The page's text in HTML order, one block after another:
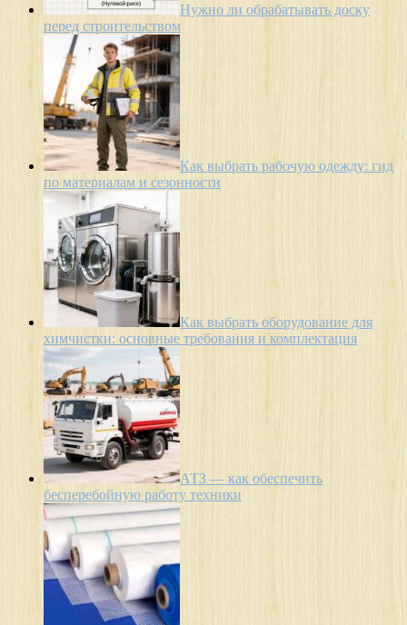
Нужно ли обрабатывать доску
перед строительством
Как выбрать рабочую одежду: гид
по материалам и сезонности
Как выбрать оборудование для
химчистки: основные требования и комплектация
АТЗ — как обеспечить
бесперебойную работу техники